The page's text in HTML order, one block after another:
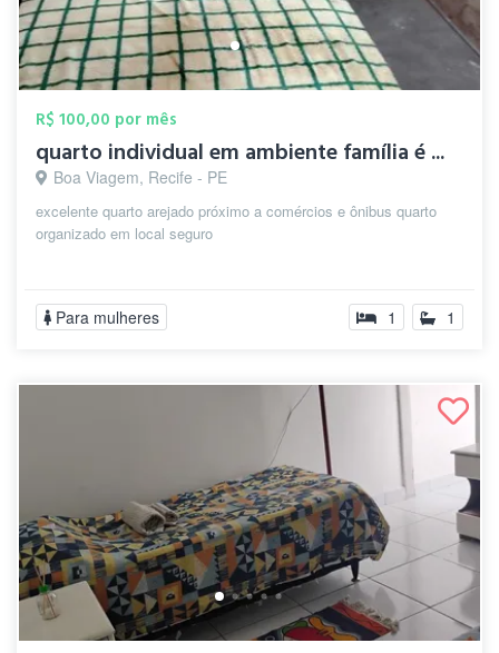
R$ 100,00 por mês
quarto individual em ambiente família é ...
Boa Viagem, Recife - PE
excelente quarto arejado próximo a comércios e ônibus quarto
organizado em local seguro
Para mulheres 1 1